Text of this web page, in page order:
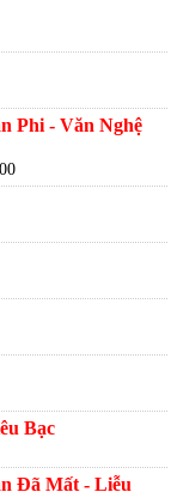
Phi - Văn Nghệ
Bạc
Đã Mất - Liễu